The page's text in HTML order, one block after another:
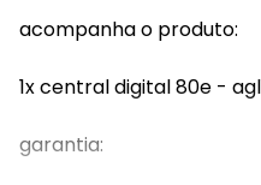
acompanha o produto:
1x central digital 80e -
garantia: